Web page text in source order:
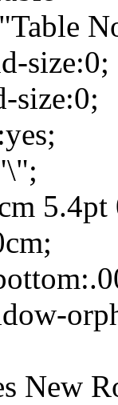
size:0;
size:0;
5.4pt
New